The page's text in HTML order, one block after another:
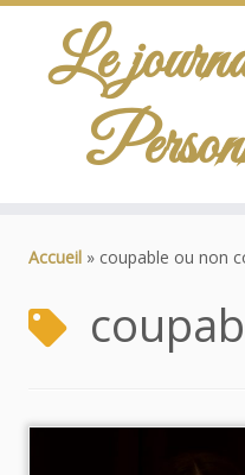
Le
Accueil » coupable ou non